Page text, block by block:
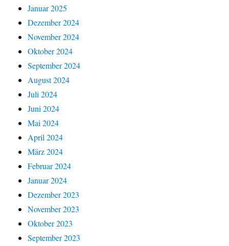
Januar 2025
Dezember 2024
November 2024
Oktober 2024
September 2024
August 2024
Juli 2024
Juni 2024
Mai 2024
April 2024
März 2024
Februar 2024
Januar 2024
Dezember 2023
November 2023
Oktober 2023
September 2023